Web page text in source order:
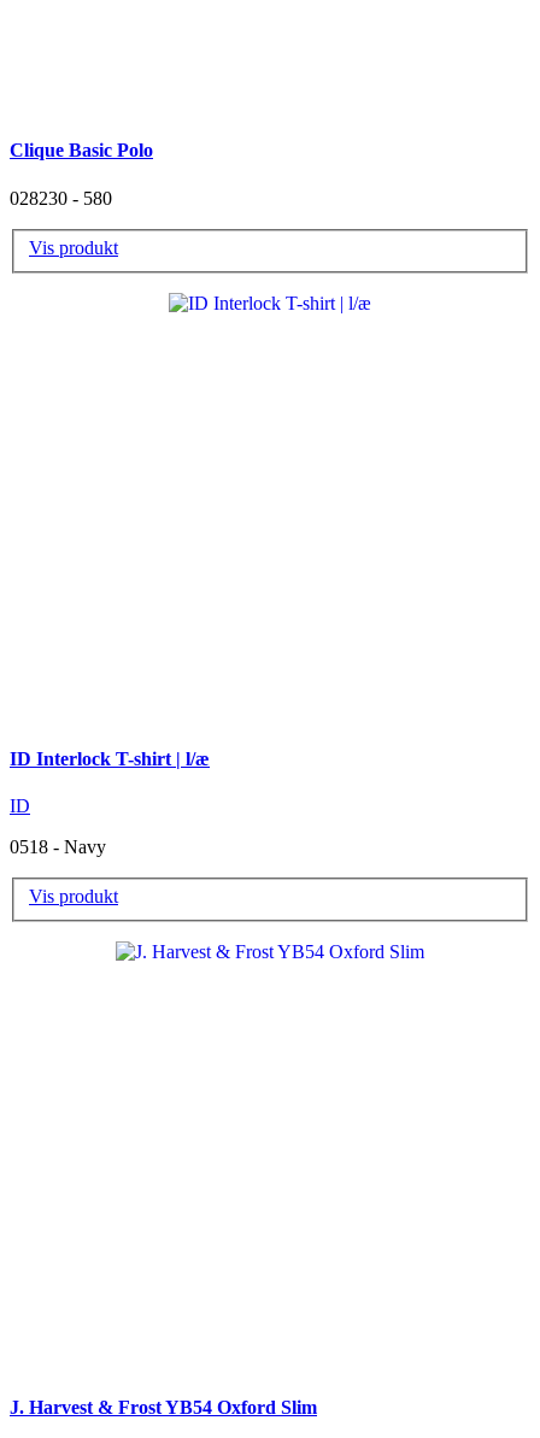
Clique Basic Polo
028230 - 580
Vis produkt
ID Interlock T-shirt | l/æ
ID
0518 - Navy
Vis produkt
J. Harvest & Frost YB54 Oxford Slim